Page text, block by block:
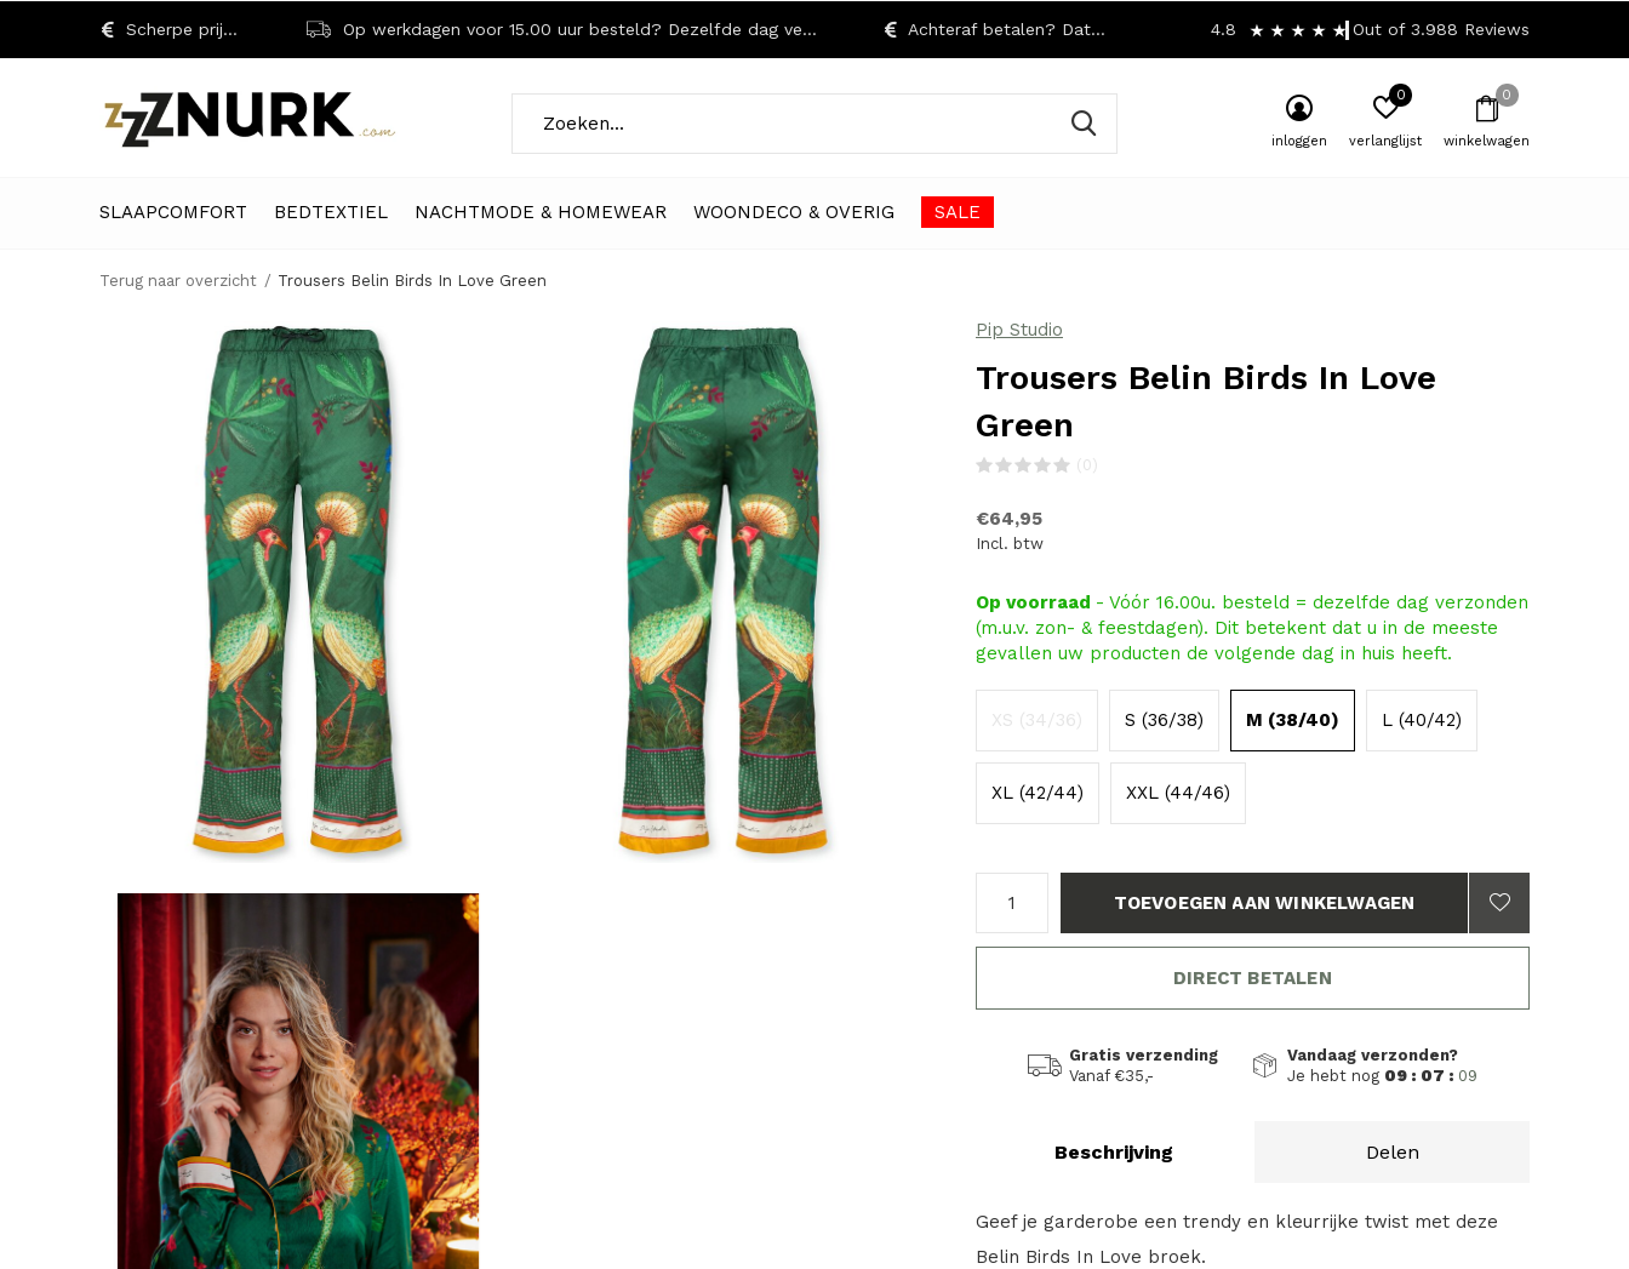
SLAAPCOMFORT BEDTEXTIEL NACHTMODE & HOMEWEAR WOONDECO & OVERIG SALE
inloggen verlanglijst
0
winkelwagen
0
Scherpe prijzen! Op werkdagen voor 15.00 uur besteld? Dezelfde dag verzonden! Achteraf betalen? Dat kan! 4.8 Out of 3.988 Reviews
Terug naar overzicht Trousers Belin Birds In Love Green
Pip Studio
Trousers Belin Birds In Love
Green
(0)
€64,95
Incl. btw
Op voorraad - Vóór 16.00u. besteld = dezelfde dag verzonden
(m.u.v. zon- & feestdagen). Dit betekent dat u in de meeste
gevallen uw producten de volgende dag in huis heeft.
XS (34/36) S (36/38) M (38/40) L (40/42)
XL (42/44) XXL (44/46)
TOEVOEGEN AAN WINKELWAGEN
DIRECT BETALEN
Gratis verzending
Vanaf €35,-
Vandaag verzonden?
Je hebt nog 09 : 07 : 09
Beschrijving Delen
Geef je garderobe een trendy en kleurrijke twist met deze
Belin Birds In Love broek.